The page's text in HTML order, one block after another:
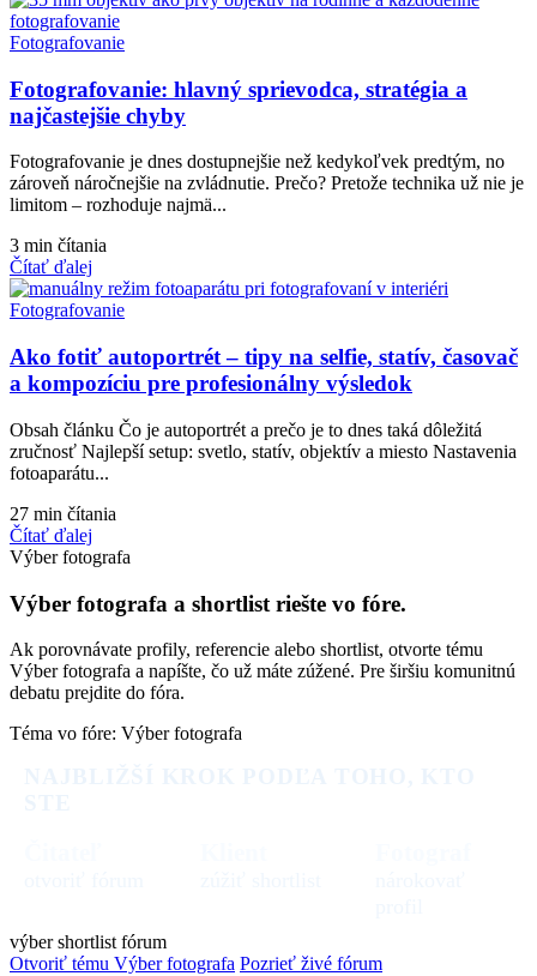
Fotografovanie
Fotografovanie: hlavný sprievodca, stratégia a
najčastejšie chyby
Fotografovanie je dnes dostupnejšie než kedykoľvek predtým, no
zároveň náročnejšie na zvládnutie. Prečo? Pretože technika už nie je
limitom – rozhoduje najmä...
3 min čítania
Čítať ďalej
Fotografovanie
Ako fotiť autoportrét – tipy na selfie, statív, časovač
a kompozíciu pre profesionálny výsledok
Obsah článku Čo je autoportrét a prečo je to dnes taká dôležitá
zručnosť Najlepší setup: svetlo, statív, objektív a miesto Nastavenia
fotoaparátu...
27 min čítania
Čítať ďalej
Výber fotografa
Výber fotografa a shortlist riešte vo fóre.
Ak porovnávate profily, referencie alebo shortlist, otvorte tému
Výber fotografa a napíšte, čo už máte zúžené. Pre širšiu komunitnú
debatu prejdite do fóra.
Téma vo fóre: Výber fotografa
výber shortlist fórum
Otvoriť tému Výber fotografa Pozrieť živé fórum